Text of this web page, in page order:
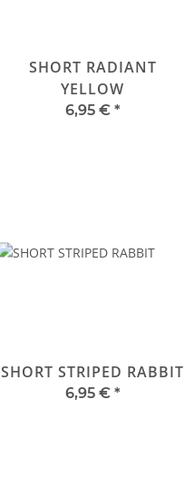
SHORT RADIANT
YELLOW
6,95 € *
SHORT STRIPED RABBIT
6,95 € *